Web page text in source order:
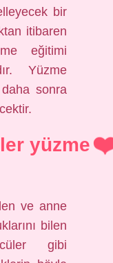
bir
itibaren
eğitimi
Yüzme
sonra
yüzme
ve anne
bilen
gibi